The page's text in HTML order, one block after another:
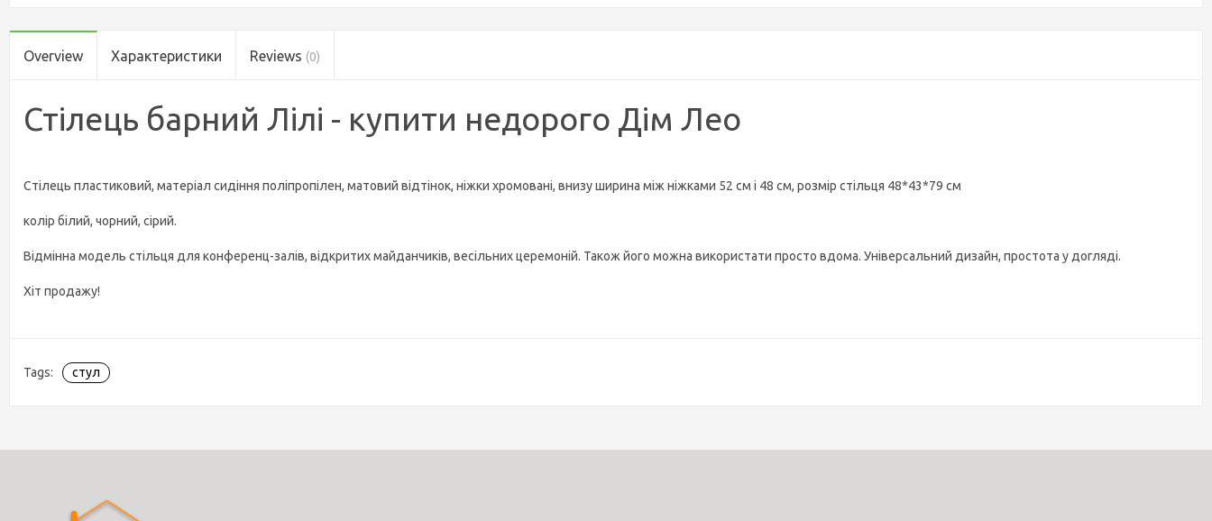
Overview Характеристики Reviews (0)
Стілець барний Лілі - купити недорого Дім Лео
Стілець пластиковий, матеріал сидіння поліпропілен, матовий відтінок, ніжки хромовані, внизу ширина між ніжками 52 см і 48 см, розмір стільця 48*43*79 см
колір білий, чорний, сірий.
Відмінна модель стільця для конференц-залів, відкритих майданчиків, весільних церемоній. Також його можна використати просто вдома. Універсальний дизайн, простота у догляді.
Хіт продажу!
Tags: стул